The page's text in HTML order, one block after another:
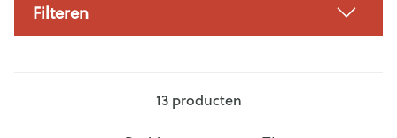
Filteren
13producten